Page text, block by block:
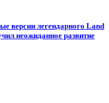
версии легендарного Land
неожиданное развитие